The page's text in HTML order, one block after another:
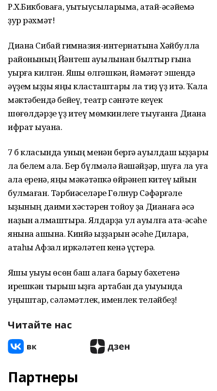
Р.Х.Бикбоваға, уҡытыусыларыма, атай-әсәйемә
ҙур рәхмәт!
Диана Сибай гимназия-интернатына Хәйбулла
районының Йәнтеш ауылынан былтыр ғына
уҡырға килгән. Яҡшы өлгәшкән, йәмәғәт эшендә
әүҙем ҡыҙҙы яңы класташтары ла тиҙ үҙ итә. Ҡала
мәктәбендә бейеү, театр сәнғәте кеүек
шөғөлдәрҙе үҙ итеү мөмкинлеге тыуғанға Диана
ифрат ҡыуана.
7 б класында уның менән бергә ауылдаш ҡыҙҙары
ла белем ала. Бер бүлмәлә йәшәйҙәр, шуға ла уға
ҡала еренә, яңы мәкәтәпкә өйрәнеп китеү ҡыйын
булмаған. Тәрбиәселәре Гөлнур Сәфәрғәле
ҡыҙының даими хәстәрен тойоу ҙа Дианаға әсә
наҙын алмаштыра. Ялдарҙа ул ауылға ата-әсәһе
янына ашҡына. Кинйә ҡыҙҙарын әсәһе Дилара,
атаһы Афзал иркәләтеп кенә үҫтерә.
Яҡшы уҡыуы өсөн баш ҡалаға барыу бәхетенә
ирешкән тырыш ҡыҙға артабан да уҡыуында
уңыштар, сәләмәтлек, именлек теләйбеҙ!
Читайте нас
Партнеры